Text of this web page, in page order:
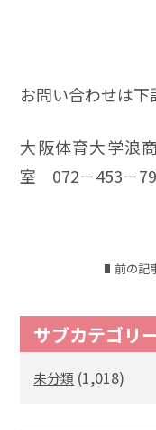
お問い合わせは下
大阪体育大学浪
室 072－453－
前の記
サブカテゴリ
未分類 (1,018)